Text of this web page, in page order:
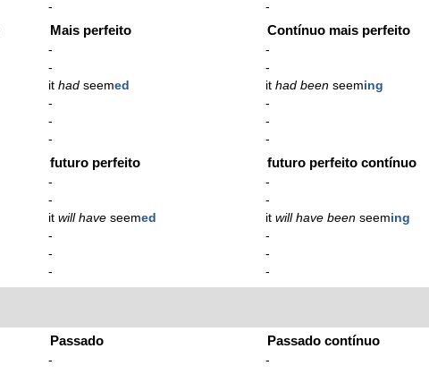
-
-
Mais perfeito
-
-
it hadseemed
-
-
-
Contínuo mais perfeito
-
-
it had beenseeming
-
-
-
futuro perfeito
-
-
it will haveseemed
-
-
-
futuro perfeito contínuo
-
-
it will have beenseeming
-
-
-
Passado
-
Passado contínuo
-